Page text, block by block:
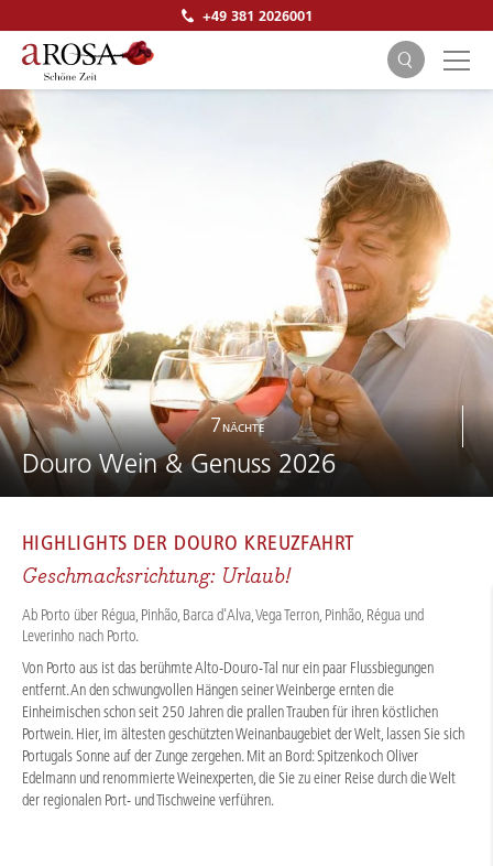
+49 381 2026001
7NÄCHTE
Douro Wein & Genuss 2026
HIGHLIGHTS DER DOURO KREUZFAHRT
Geschmacksrichtung: Urlaub!
Ab Porto über Régua, Pinhão, Barca d'Alva, Vega Terron, Pinhão, Régua und
Leverinho nach Porto.
Von Porto aus ist das berühmte Alto-Douro-Tal nur ein paar Flussbiegungen
entfernt. An den schwungvollen Hängen seiner Weinberge ernten die
Einheimischen schon seit 250 Jahren die prallen Trauben für ihren köstlichen
Portwein. Hier, im ältesten geschützten Weinanbaugebiet der Welt, lassen Sie sich
Portugals Sonne auf der Zunge zergehen. Mit an Bord: Spitzenkoch Oliver
Edelmann und renommierte Weinexperten, die Sie zu einer Reise durch die Welt
der regionalen Port- und Tischweine verführen.